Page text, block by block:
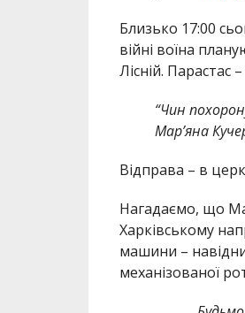
Близько 17:00
війні воїна
Лісній. Парастас
“Чин
Мар’яна
Відправа – в
Нагадаємо, що
Харківському
машини –
механізованої